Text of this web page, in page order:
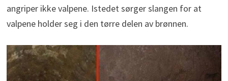
angriper ikke valpene. Istedet sørger slangen for at
valpene holder seg i den tørre delen av brønnen.